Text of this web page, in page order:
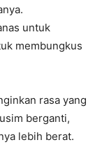
untuk
membungkus
rasa yang
berganti,
lebih berat.